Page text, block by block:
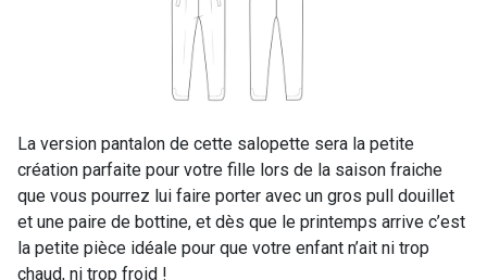
La version pantalon de cette salopette sera la petite
création parfaite pour votre fille lors de la saison fraiche
que vous pourrez lui faire porter avec un gros pull douillet
et une paire de bottine, et dès que le printemps arrive c’est
la petite pièce idéale pour que votre enfant n’ait ni trop
chaud, ni trop froid !